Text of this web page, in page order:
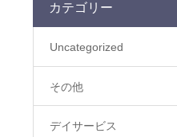
カテゴリー
Uncategorized
その他
デイサービス